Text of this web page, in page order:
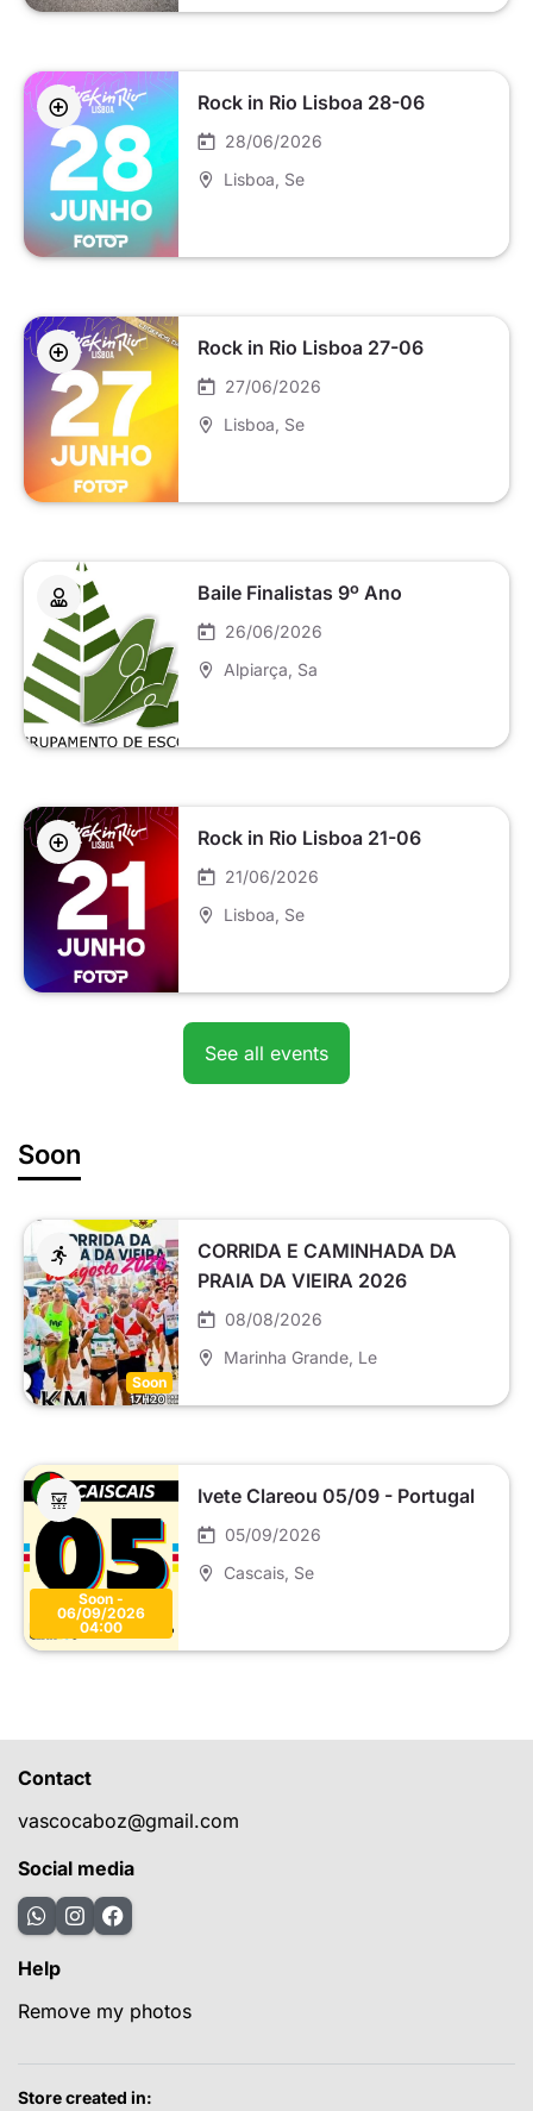
Rock in Rio Lisboa 28-06
28/06/2026
Lisboa , Se
Rock in Rio Lisboa 27-06
27/06/2026
Lisboa , Se
Baile Finalistas 9º Ano
26/06/2026
Alpiarça , Sa
Rock in Rio Lisboa 21-06
21/06/2026
Lisboa , Se
See all events
Soon
Soon
CORRIDA E CAMINHADA DA
PRAIA DA VIEIRA 2026
08/08/2026
Marinha Grande , Le
Soon -
06/09/2026
04:00
Ivete Clareou 05/09 - Portugal
05/09/2026
Cascais , Se
Contact
vascocaboz@gmail.com
Social media
Help
Remove my photos
Store created in: